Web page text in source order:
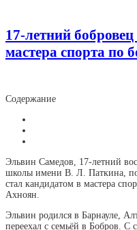
17-летний
мастера спорта по
Содержание
Эльвин Самедов, 17-летний
школы имени В. Л. Паткина,
стал кандидатом в мастера
Ахноян.
Эльвин родился в Барнауле,
переехал с семьёй в Бобров. С